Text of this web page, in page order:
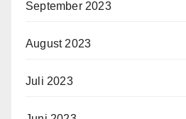
September 2023
August 2023
Juli 2023